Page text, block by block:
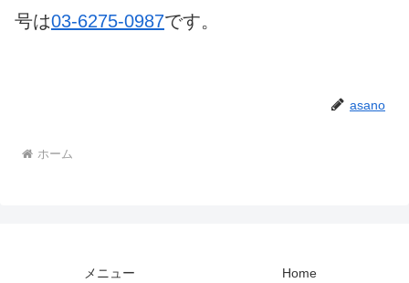
号は03-6275-0987です。
asano
ホーム
メニュー Home